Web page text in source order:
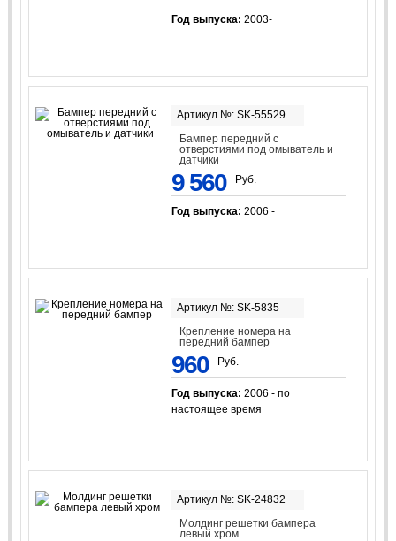
Год выпуска: 2003-
Артикул №: SK-55529
Бампер передний с
отверстиями под омыватель и
датчики
9 560 Руб.
Год выпуска: 2006 -
Артикул №: SK-5835
Крепление номера на
передний бампер
960 Руб.
Год выпуска: 2006 - по
настоящее время
Артикул №: SK-24832
Молдинг решетки бампера
левый хром